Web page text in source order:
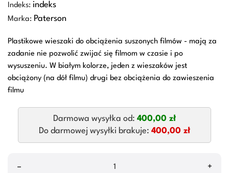
Indeks: indeks
Marka: Paterson
Plastikowe wieszaki do obciążenia suszonych filmów - mają za
zadanie nie pozwolić zwijać się filmom w czasie i po
wysuszeniu. W białym kolorze, jeden z wieszaków jest
obciążony (na dół filmu) drugi bez obciążenia do zawieszenia
filmu
Darmowa wysyłka od: 400,00 zł
Do darmowej wysyłki brakuje: 400,00 zł
– +